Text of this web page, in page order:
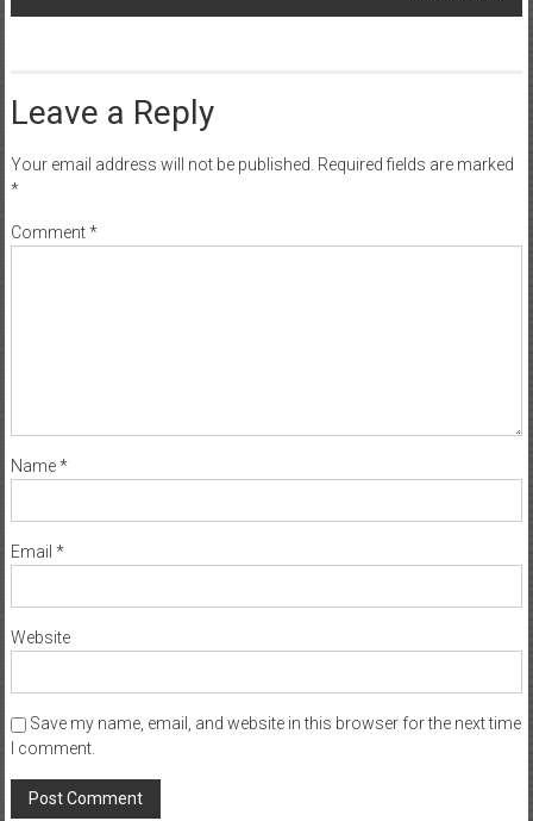
Leave a Reply
Your email address will not be published. Required fields are marked
*
Comment*
Name*
Email *
Website
Save my name, email, and website in this browser for the next time
I comment.